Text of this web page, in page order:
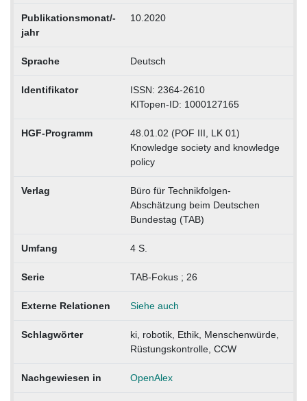
Publikationsmonat/-
jahr
10.2020
Sprache Deutsch
Identifikator
ISSN: 2364-2610
KITopen-ID: 1000127165
HGF-Programm
48.01.02 (POF III, LK 01)
Knowledge society and knowledge
policy
Verlag
Büro für Technikfolgen-
Abschätzung beim Deutschen
Bundestag (TAB)
Umfang 4 S.
Serie TAB-Fokus ; 26
Externe Relationen Siehe auch
Schlagwörter
ki, robotik, Ethik, Menschenwürde,
Rüstungskontrolle, CCW
Nachgewiesen in OpenAlex